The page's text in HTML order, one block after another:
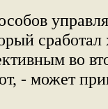
во
- может